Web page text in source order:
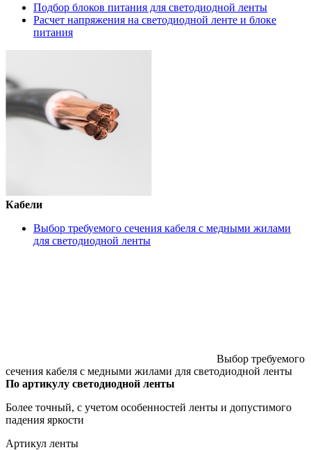
Подбор блоков питания для светодиодной ленты
Расчет напряжения на светодиодной ленте и блоке
питания
Кабели
Выбор требуемого сечения кабеля с медными жилами
для светодиодной ленты
Выбор требуемого
сечения кабеля с медными жилами для светодиодной ленты
По артикулу светодиодной ленты
Более точный, с учетом особенностей ленты и допустимого
падения яркости
Артикул ленты